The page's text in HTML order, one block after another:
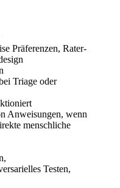
Präferenzen, Rater-
Triage oder
Anweisungen, wenn
menschliche
Testen,